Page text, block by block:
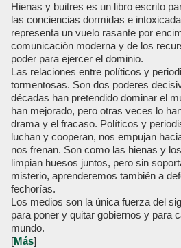
Hienas y buitres es un libro escrito
las conciencias dormidas e
representa un vuelo rasante por
comunicación moderna y de los
poder para ejercer el dominio.
Las relaciones entre políticos y
tormentosas. Son dos poderes
décadas han pretendido dominar el
han mejorado, pero otras veces lo
drama y el fracaso. Políticos y
luchan y cooperan, nos empujan
nos frenan. Son como las hienas y
limpian huesos juntos, pero sin
misterio, aprenderemos también a
fechorías.
Los medios son la única fuerza del
para poner y quitar gobiernos y para
mundo.
[Más]